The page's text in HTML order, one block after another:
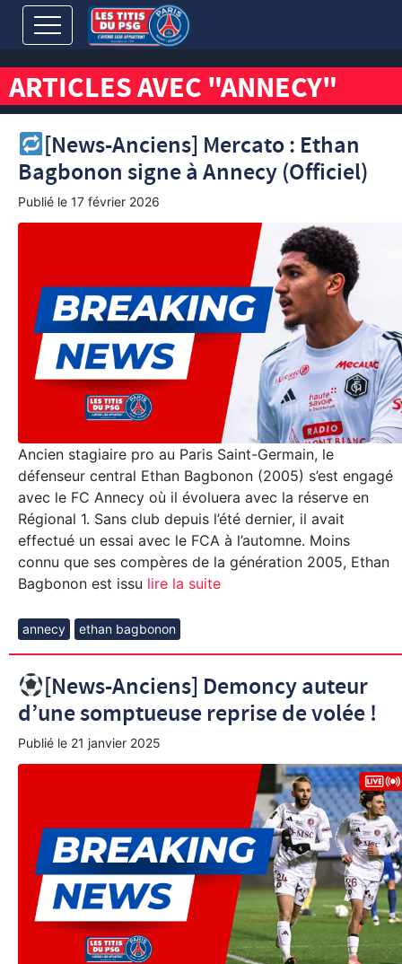
ARTICLES AVEC "ANNECY"
[News-Anciens] Mercato : Ethan
Bagbonon signe à Annecy (Officiel)
Publié le 17 février 2026
Ancien stagiaire pro au Paris Saint-Germain, le
défenseur central Ethan Bagbonon (2005) s’est engagé
avec le FC Annecy où il évoluera avec la réserve en
Régional 1. Sans club depuis l’été dernier, il avait
effectué un essai avec le FCA à l’automne. Moins
connu que ses compères de la génération 2005, Ethan
Bagbonon est issu lire la suite
annecy ethan bagbonon
[News-Anciens] Demoncy auteur
d’une somptueuse reprise de volée !
Publié le 21 janvier 2025